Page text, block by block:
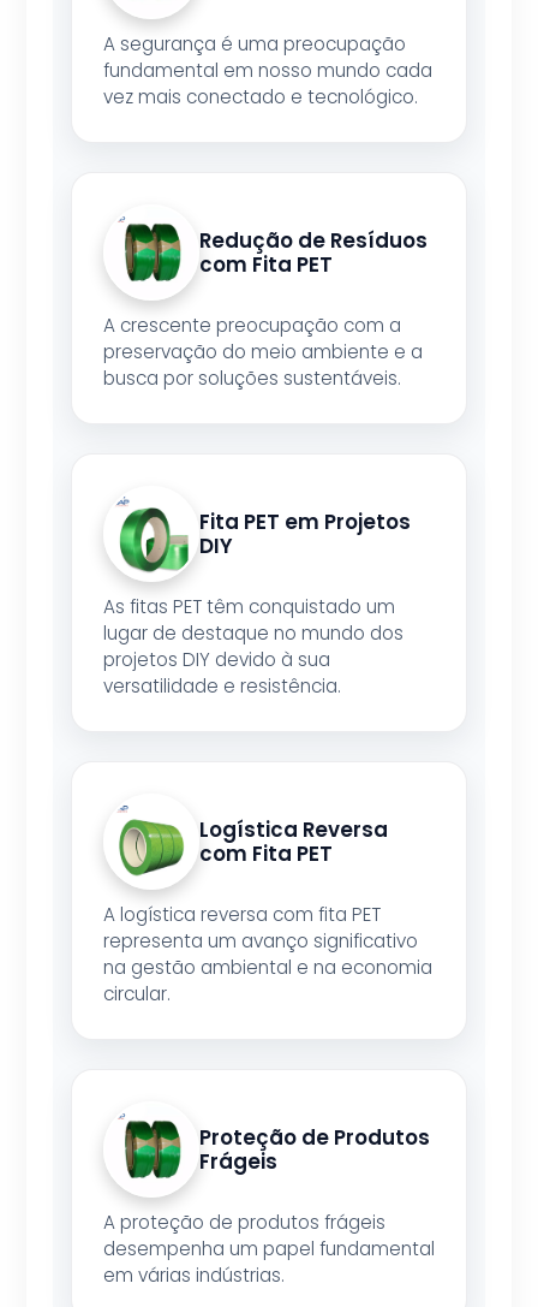
A segurança é uma preocupação
fundamental em nosso mundo cada
vez mais conectado e tecnológico.
Redução de Resíduos
com Fita PET
A crescente preocupação com a
preservação do meio ambiente e a
busca por soluções sustentáveis.
Fita PET em Projetos
DIY
As fitas PET têm conquistado um
lugar de destaque no mundo dos
projetos DIY devido à sua
versatilidade e resistência.
Logística Reversa
com Fita PET
A logística reversa com fita PET
representa um avanço significativo
na gestão ambiental e na economia
circular.
Proteção de Produtos
Frágeis
A proteção de produtos frágeis
desempenha um papel fundamental
em várias indústrias.